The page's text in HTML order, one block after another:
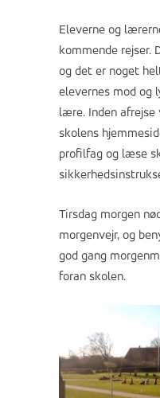
Eleverne og
kommende rejser.
og det er noget
elevernes mod og
lære. Inden afrejse
skolens
profilfag og læse
Tirsdag morgen
morgenvejr, og
god gang
foran skolen.